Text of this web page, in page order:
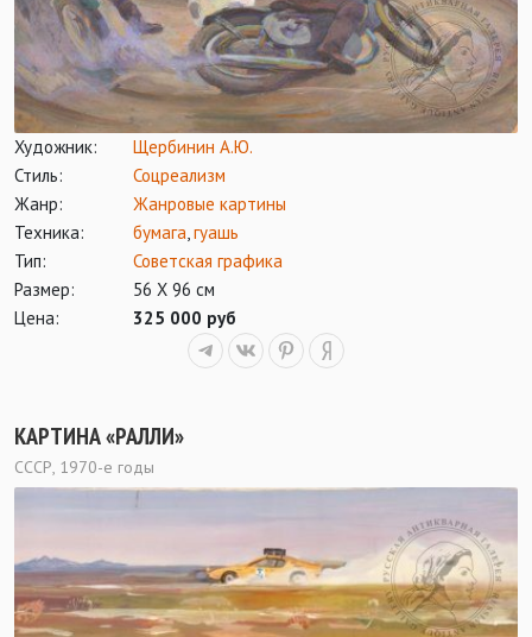
Художник:
Щербинин А.Ю.
Стиль:
Соцреализм
Жанр:
Жанровые картины
Техника:
бумага,гуашь
Тип:
Советская графика
Размер:
56 Х 96 см
Цена:
325 000 руб
КАРТИНА «РАЛЛИ»
СССР, 1970-е годы